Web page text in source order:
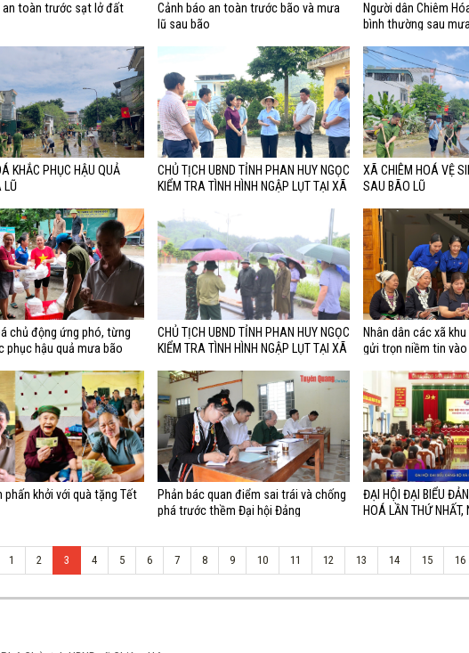
an toàn trước sạt lở đất
Cảnh báo an toàn trước bão và mưa
lũ sau bão
Người dân Chiêm
bình thường sau
KHẮC PHỤC HẬU QUẢ
LŨ
CHỦ TỊCH UBND TỈNH PHAN HUY NGỌC
KIỂM TRA TÌNH HÌNH NGẬP LỤT TẠI XÃ
XÃ CHIÊM HOÁ VỆ
SAU BÃO LŨ
chủ động ứng phó, từng
phục hậu quả mưa bão
CHỦ TỊCH UBND TỈNH PHAN HUY NGỌC
KIỂM TRA TÌNH HÌNH NGẬP LỤT TẠI XÃ
Nhân dân các xã
gửi trọn niềm tin
phấn khởi với quà tặng Tết
Phản bác quan điểm sai trái và chống
phá trước thềm Đại hội Đảng
ĐẠI HỘI ĐẠI BIỂU
HOÁ LẦN THỨ
1 2 3 4 5 6 7 8 9 10 11 12 13 14 15 16